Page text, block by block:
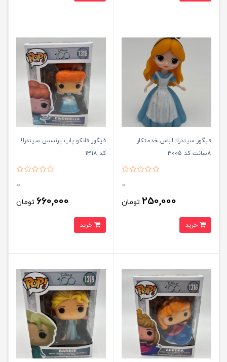
فیگور سیندرلا لباس خدمتکار
8سانت کد 3005
0
250,000 تومان
فیگور فانکو پاپ پرنسس سیندرلا
کد 1318
0
660,000 تومان